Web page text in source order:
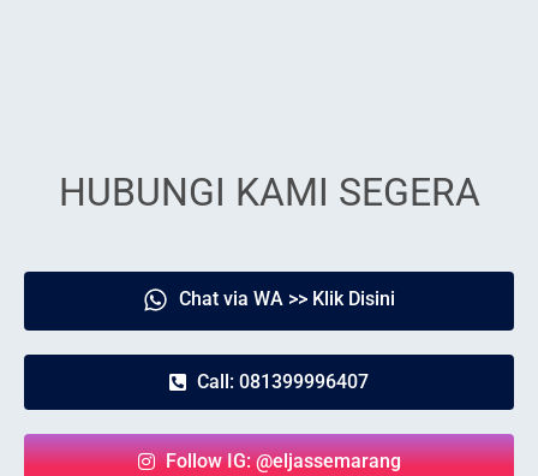
HUBUNGI KAMI SEGERA
Chat via WA >> Klik Disini
Call: 081399996407
Follow IG: @eljassemarang